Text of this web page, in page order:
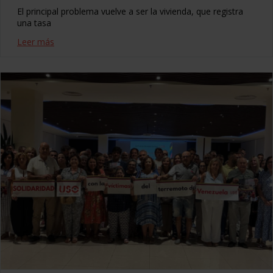
El principal problema vuelve a ser la vivienda, que registra
una tasa
Leer más